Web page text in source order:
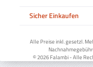
Sicher Einkaufen
Alle Preise inkl. gesetzl.
© 2026 Falambi - Alle